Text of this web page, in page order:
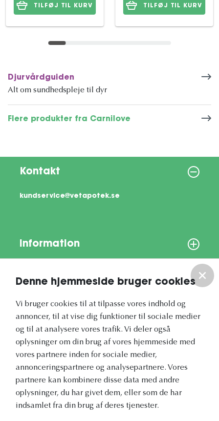
Denne hjemmeside bruger cookies
Vi bruger cookies til at tilpasse vores indhold og
annoncer, til at vise dig funktioner til sociale medier
og til at analysere vores trafik. Vi deler også
oplysninger om din brug af vores hjemmeside med
vores partnere inden for sociale medier,
annonceringspartnere og analysepartnere. Vores
partnere kan kombinere disse data med andre
oplysninger, du har givet dem, eller som de har
indsamlet fra din brug af deres tjenester.
TILFØJ TIL KURV TILFØJ TIL KURV
Djurvårdguiden
Alt om sundhedspleje til dyr
Flere produkter fra Carnilove
Kontakt
kundservice@vetapotek.se
Information
Vores nyhedsbrev
Vetapotek.dk er en del af
Evidensia
Dyresundhedspleje